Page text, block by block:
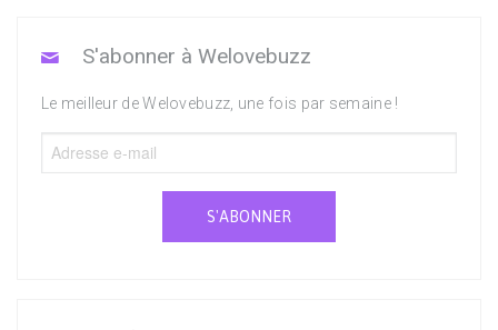
S'abonner à Welovebuzz
Le meilleur de Welovebuzz, une fois par semaine !
S'ABONNER